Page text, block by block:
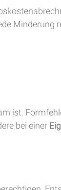
Minderung
ist.
bei einer